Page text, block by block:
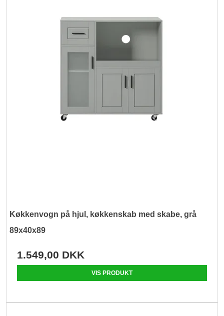
Køkkenvogn på hjul, køkkenskab med skabe, grå
89x40x89
1.549,00 DKK
VIS PRODUKT